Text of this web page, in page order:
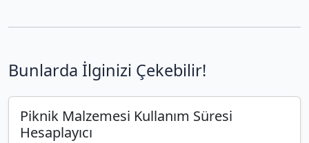
Bunlarda İlginizi Çekebilir!
Piknik Malzemesi Kullanım Süresi
Hesaplayıcı